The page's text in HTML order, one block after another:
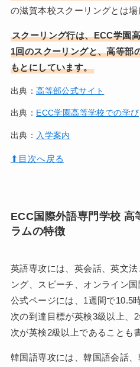
の滋賀本校スクーリングとは場
スクーリング行は、ECC学園
1回のスクーリングと、高等部
もとにしています。
出典：高等部公式サイト
出典： ECC学園高等学校での学び
出典： 入学案内
⬆︎目次へ戻る
ECC国際外語専門学校 高
ラムの特徴
英語専攻には、英会話、英文
ング、スピーチ、オンライン国
公式ページには、1週間で10.5
次の到達目標が英検3級以上、
次が英検2級以上であることも
韓国語専攻には、韓国語会話